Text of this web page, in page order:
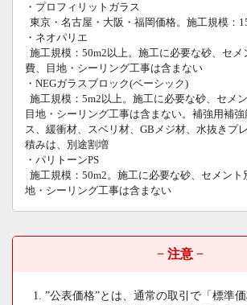
・プロフィリットガラス
東京・名古屋・大阪・福岡価格。施工規模：
・ネオパリエ
施工規模：50m2以上。施工に必要な砂、セメ
費、目地・シーリング工事は含まない
・NEGガラスブロック(ベーシック)
施工規模：5m2以上。施工に必要な砂、セメ
目地・シーリング工事は含まない。補強用補
ス、緩衝材、スベリ材、GBメジ材、水抜きプ
積みは、別途割増
・パリトーンPS
施工規模：50m2。施工に必要な砂、セメント
地・シーリング工事は含まない
− 注意 −
”公表価格”とは、通常の取引で「標準価